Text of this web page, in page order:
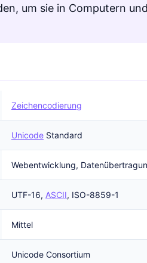
um sie in Computern
Zeichencodierung
Unicode Standard
Webentwicklung,
UTF-16, ASCII, ISO-8859-1
Mittel
Unicode Consortium